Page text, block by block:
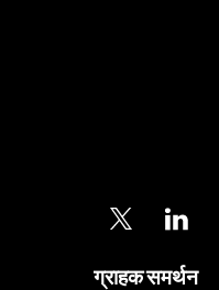
ग्राहक समर्थन